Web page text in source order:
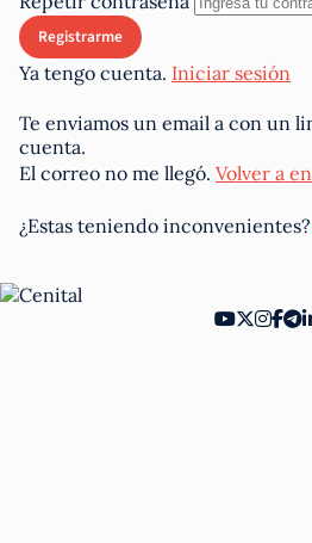
Ya tengo cuenta. Iniciar sesión
Te enviamos un email a con un
cuenta.
El correo no me llegó. Volver a
¿Estas teniendo inconvenientes?